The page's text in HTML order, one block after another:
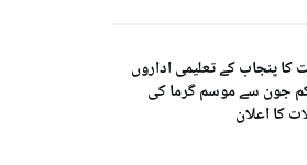
پنجاب کے تعلیمی اداروں
جون سے موسم گرما کی
کا اعلان